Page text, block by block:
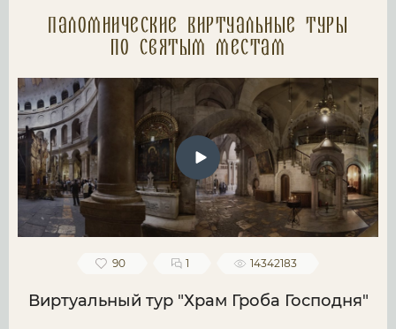
Паломнические Виртуальные туры
по святым местам
90 1 14342183
Виртуальный тур "Храм Гроба Господня"